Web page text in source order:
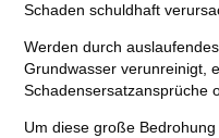
Schaden schuldhaft
Werden durch
Grundwasser verunreinigt,
Schadensersatzansprüche
Um diese große